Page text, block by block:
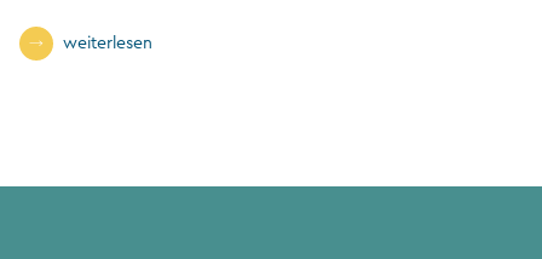
weiterlesen